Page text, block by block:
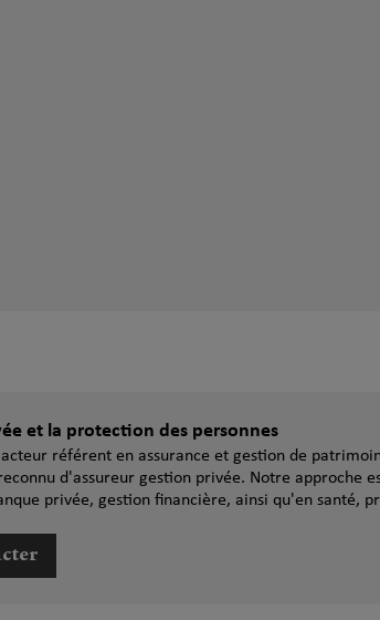
et la protection des personnes
acteur référent en assurance et gestion de
d'assureur gestion privée. Notre approche
privée, gestion financière, ainsi qu'en santé,